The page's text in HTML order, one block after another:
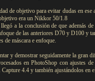
de objetivo para evitar dudas en
era un Nikkor 50/1.8
a la conclusión de que además
de las anteriores D70 y D100 y
de máscara e enfoque.
y demostrar seguidamente la gran
en PhotoShop con ajustes
4.4 y también ajustándolos en